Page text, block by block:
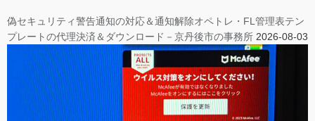
偽セキュリティ警告通知の対応＆通知解除オペトレ・FL管理表テン
プレートの代理決済＆ダウンロード－京丹後市の事務所 2026-08-03